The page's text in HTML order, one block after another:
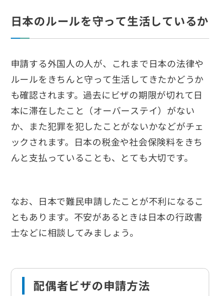
日本のルールを守って生活しているか
申請する外国人の人が、これまで日本の法律や
ルールをきちんと守って生活してきたかどうか
も確認されます。過去にビザの期限が切れて日
本に滞在したこと（オーバーステイ）がない
か、また犯罪を犯したことがないかなどがチェ
ックされます。日本の税金や社会保険料をきち
んと支払っていることも、とても大切です。
なお、日本で難民申請したことが不利になるこ
ともあります。不安があるときは日本の行政書
士などに相談してみましょう。
配偶者ビザの申請方法